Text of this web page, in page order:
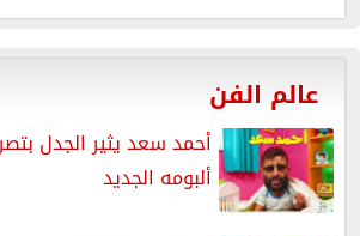
عالم الفن
أحمد سعد يثير الجدل
ألبومه الجديد